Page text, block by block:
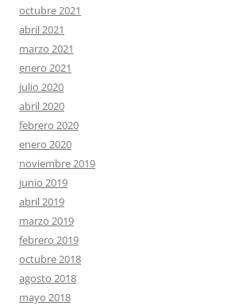
octubre 2021
abril 2021
marzo 2021
enero 2021
julio 2020
abril 2020
febrero 2020
enero 2020
noviembre 2019
junio 2019
abril 2019
marzo 2019
febrero 2019
octubre 2018
agosto 2018
mayo 2018